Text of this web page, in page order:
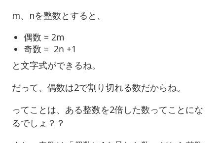
m、nを整数とすると、
偶数 = 2m
奇数 = 2n +1
と文字式ができるね。
だって、偶数は2で割り切れる数だからね。
ってことは、ある整数を2倍した数ってことにな
るでしょ？？